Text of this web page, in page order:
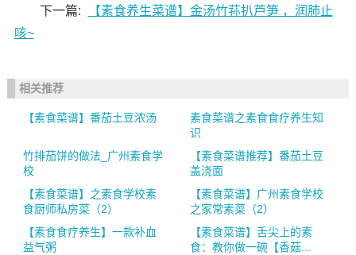
下一篇:
【素食养生菜谱】金汤竹荪扒芦笋 ，润肺止
咳~
相关推荐
【素食菜谱】番茄土豆浓汤
素食菜谱之素食食疗养生知
识
竹排茄饼的做法_广州素食学
校
【素食菜谱推荐】番茄土豆
盖浇面
【素食菜谱】之素食学校素
食厨师私房菜（2）
【素食菜谱】广州素食学校
之家常素菜（2）
【素食食疗养生】一款补血
益气粥
【素食菜谱】舌尖上的素
食：教你做一碗【香菇...